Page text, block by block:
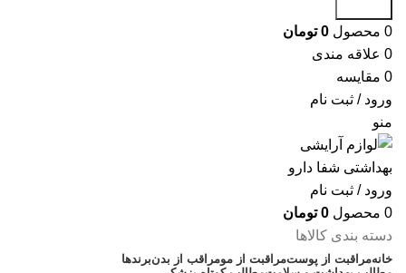
0 محصول 0 تومان
0 علاقه مندی
0 مقایسه
ورود / ثبت نام
منو
ورود / ثبت نام
0 محصول 0 تومان
دسته بندی کالاها
خانهمراقبت از پوستمراقبت از مومراقب از بدنبرندها